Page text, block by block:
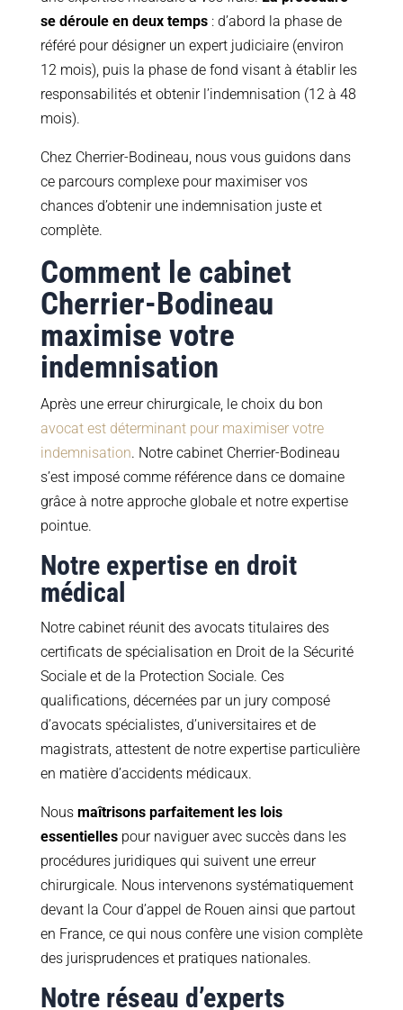
se déroule en deux temps: d’abord la phase de
référé pour désigner un expert judiciaire (environ
12 mois), puis la phase de fond visant à établir les
responsabilités et obtenir l’indemnisation (12 à 48
mois).
Chez Cherrier-Bodineau, nous vous guidons dans
ce parcours complexe pour maximiser vos
chances d’obtenir une indemnisation juste et
complète.
Comment le cabinet
Cherrier-Bodineau
maximise votre
indemnisation
Après une erreur chirurgicale, le choix du bon
avocat est déterminant pour maximiser votre
indemnisation. Notre cabinet Cherrier-Bodineau
s’est imposé comme référence dans ce domaine
grâce à notre approche globale et notre expertise
pointue.
Notre expertise en droit
médical
Notre cabinet réunit des avocats titulaires des
certificats de spécialisation en Droit de la Sécurité
Sociale et de la Protection Sociale. Ces
qualifications, décernées par un jury composé
d’avocats spécialistes, d’universitaires et de
magistrats, attestent de notre expertise particulière
en matière d’accidents médicaux.
Nous maîtrisons parfaitement les lois
essentiellespour naviguer avec succès dans les
procédures juridiques qui suivent une erreur
chirurgicale. Nous intervenons systématiquement
devant la Cour d’appel de Rouen ainsi que partout
en France, ce qui nous confère une vision complète
des jurisprudences et pratiques nationales.
Notre réseau d’experts